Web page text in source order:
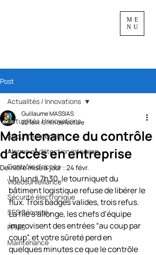
ME
NU
Post
Actualités / Innovations
Sécurité incendie
Alarme et détection intrusion
Contrôle d'accès
Vidéosurveillance
Sécurité électronique
SES Sécurité
PPMS
Maintenance
Actualités / Innovations
Maintenance du contrôle
d’accès en entreprise
Guillaume MASSIAS
22 févr. 6 min de lecture
Dernière mise à jour : 24 févr.
Un lundi 7h30, le tourniquet du
bâtiment logistique refuse de libérer le
flux. Trois badges valides, trois refus.
La file s’allonge, les chefs d’équipe
improvisent des entrées “au coup par
coup”, et votre sûreté perd en
quelques minutes ce que le contrôle